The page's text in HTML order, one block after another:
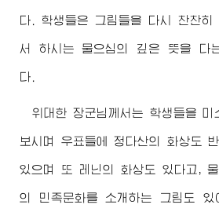
다. 학생들은 그림들을 다시 찬찬히
서 하시는 물으심의 깊은 뜻을 다
다.
위대한 장군님께서는 학생들을 미
보시며 우표들에 정다산의 화상도
있으며 또 레닌의 화상도 있다고,
의 민족문화를 소개하는 그림도